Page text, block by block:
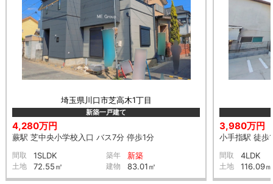
埼玉県川口市芝高木1丁目
新築一戸建て
4,280万円
蕨駅 芝中央小学校入口 バス7分 停歩1分
間取 1SLDK 築年 新築
土地 72.55㎡ 建物 83.01㎡
3,980万円
小手指駅 徒歩
間取 4LDK
土地 116.09㎡